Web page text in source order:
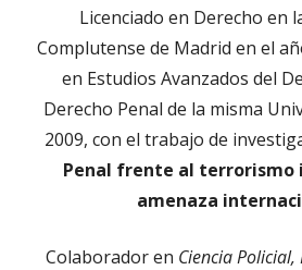
Licenciado en Derecho en
Complutense de Madrid en el
en Estudios Avanzados del
Derecho Penal de la misma
2009, con el trabajo de
Penal frente al terrorismo
amenaza
Colaborador en Ciencia Policial,